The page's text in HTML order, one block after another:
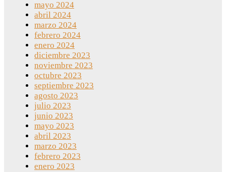
mayo 2024
abril 2024
marzo 2024
febrero 2024
enero 2024
diciembre 2023
noviembre 2023
octubre 2023
septiembre 2023
agosto 2023
julio 2023
junio 2023
mayo 2023
abril 2023
marzo 2023
febrero 2023
enero 2023